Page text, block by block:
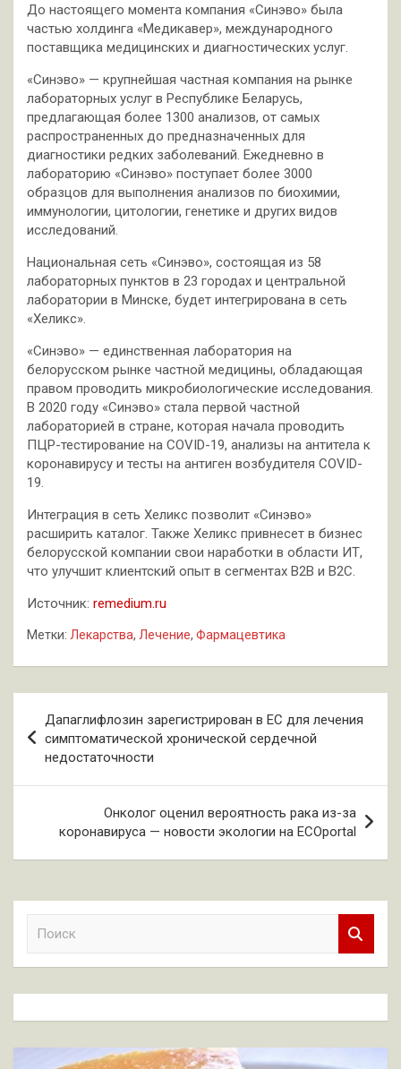
До настоящего момента компания «Синэво» была
частью холдинга «Медикавер», международного
поставщика медицинских и диагностических услуг.
«Синэво» — крупнейшая частная компания на рынке
лабораторных услуг в Республике Беларусь,
предлагающая более 1300 анализов, от самых
распространенных до предназначенных для
диагностики редких заболеваний. Ежедневно в
лабораторию «Синэво» поступает более 3000
образцов для выполнения анализов по биохимии,
иммунологии, цитологии, генетике и других видов
исследований.
Национальная сеть «Синэво», состоящая из 58
лабораторных пунктов в 23 городах и центральной
лаборатории в Минске, будет интегрирована в сеть
«Хеликс».
«Синэво» — единственная лаборатория на
белорусском рынке частной медицины, обладающая
правом проводить микробиологические исследования.
В 2020 году «Синэво» стала первой частной
лабораторией в стране, которая начала проводить
ПЦР-тестирование на COVID-19, анализы на антитела к
коронавирусу и тесты на антиген возбудителя COVID-
19.
Интеграция в сеть Хеликс позволит «Синэво»
расширить каталог. Также Хеликс привнесет в бизнес
белорусской компании свои наработки в области ИТ,
что улучшит клиентский опыт в сегментах B2B и B2C.
Источник: remedium.ru
Метки: Лекарства, Лечение, Фармацевтика
по
записям
Дапаглифлозин зарегистрирован в ЕС для лечения
симптоматической хронической сердечной
недостаточности
Онколог оценил вероятность рака из-за
коронавируса — новости экологии на ECOportal
к